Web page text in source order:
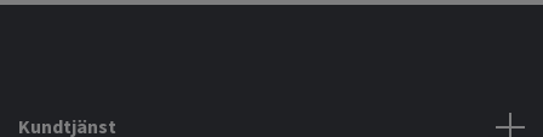
Kundtjänst